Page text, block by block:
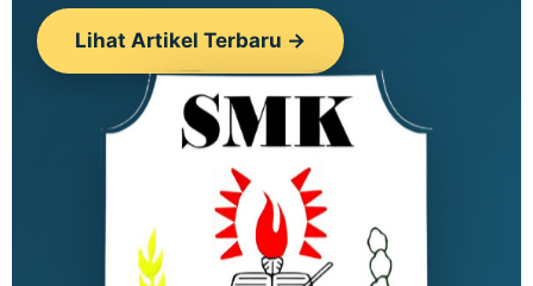
Lihat Artikel Terbaru →